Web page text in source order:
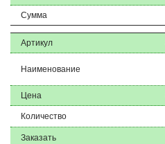
Сумма
Артикул
Наименование
Цена
Количество
Заказать